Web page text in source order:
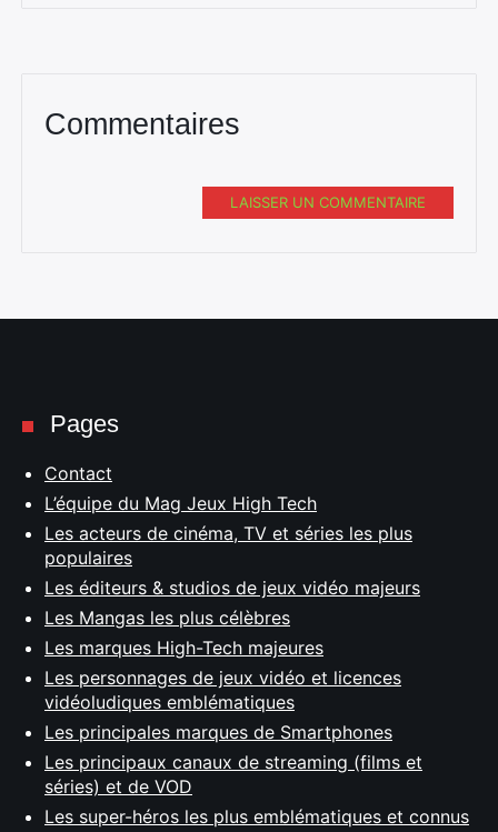
Commentaires
LAISSER UN COMMENTAIRE
Pages
Contact
L’équipe du Mag Jeux High Tech
Les acteurs de cinéma, TV et séries les plus
populaires
Les éditeurs & studios de jeux vidéo majeurs
Les Mangas les plus célèbres
Les marques High-Tech majeures
Les personnages de jeux vidéo et licences
vidéoludiques emblématiques
Les principales marques de Smartphones
Les principaux canaux de streaming (films et
séries) et de VOD
Les super-héros les plus emblématiques et connus